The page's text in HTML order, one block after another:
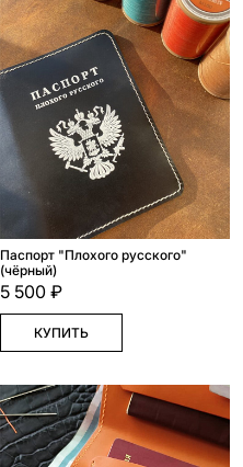
Паспорт "Плохого русского"
(чёрный)
5 500 ₽
КУПИТЬ